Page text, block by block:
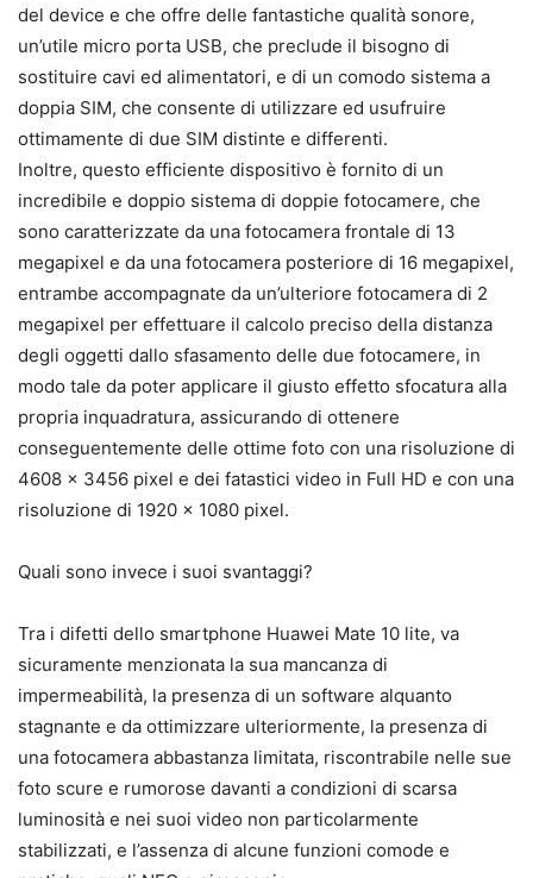
del device e che offre delle fantastiche qualità sonore,
un’utile micro porta USB, che preclude il bisogno di
sostituire cavi ed alimentatori, e di un comodo sistema a
doppia SIM, che consente di utilizzare ed usufruire
ottimamente di due SIM distinte e differenti.
Inoltre, questo efficiente dispositivo è fornito di un
incredibile e doppio sistema di doppie fotocamere, che
sono caratterizzate da una fotocamera frontale di 13
megapixel e da una fotocamera posteriore di 16 megapixel,
entrambe accompagnate da un’ulteriore fotocamera di 2
megapixel per effettuare il calcolo preciso della distanza
degli oggetti dallo sfasamento delle due fotocamere, in
modo tale da poter applicare il giusto effetto sfocatura alla
propria inquadratura, assicurando di ottenere
conseguentemente delle ottime foto con una risoluzione di
4608 x 3456 pixel e dei fatastici video in Full HD e con una
risoluzione di 1920 x 1080 pixel.
Quali sono invece i suoi svantaggi?
Tra i difetti dello smartphone Huawei Mate 10 lite, va
sicuramente menzionata la sua mancanza di
impermeabilità, la presenza di un software alquanto
stagnante e da ottimizzare ulteriormente, la presenza di
una fotocamera abbastanza limitata, riscontrabile nelle sue
foto scure e rumorose davanti a condizioni di scarsa
luminosità e nei suoi video non particolarmente
stabilizzati, e l’assenza di alcune funzioni comode e